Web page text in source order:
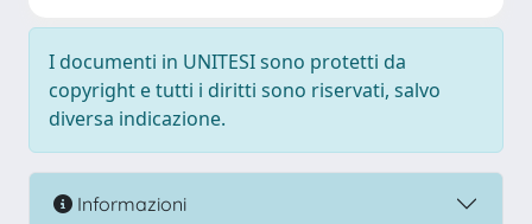
I documenti in UNITESI sono protetti da
copyright e tutti i diritti sono riservati, salvo
diversa indicazione.
Informazioni